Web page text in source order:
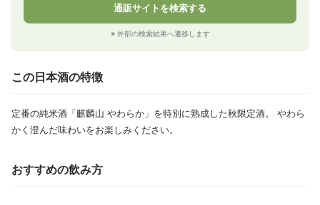
通販サイトを検索する
※ 外部の検索結果へ遷移します
この日本酒の特徴
定番の純米酒「麒麟山 やわらか」を特別に熟成した秋限定酒。 やわら
かく澄んだ味わいをお楽しみください。
おすすめの飲み方